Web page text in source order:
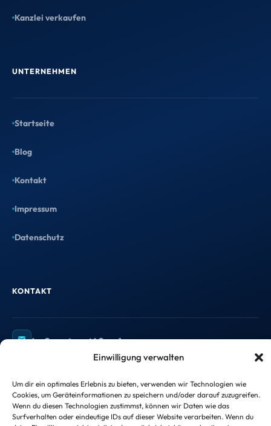
Einwilligung verwalten
Um dir ein optimales Erlebnis zu bieten, verwenden wir Technologien wie
Cookies, um Geräteinformationen zu speichern und/oder darauf zuzugreifen.
Wenn du diesen Technologien zustimmst, können wir Daten wie das
Surfverhalten oder eindeutige IDs auf dieser Website verarbeiten. Wenn du
Kanzlei verkaufen
UNTERNEHMEN
Startseite
Blog
Kontakt
Impressum
Datenschutz
KONTAKT
info@taxtify.de
©2026 taxtify GmbH — Alle Rechte vorbehalten.